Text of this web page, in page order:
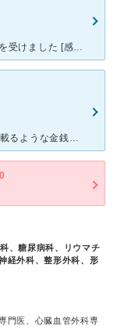
[症状・来院理由] 他院からの紹介で放射線治療を受けました [感想・費用・待ち時間・看護師などスタッフの対応] 脳血管の異常が見つかり、放射線治療を受けることになりました。 他にもガンマナイフ
腎臓、透析で有名な病院です。数年前に新聞に載るような金銭的なトラブルがあり、患者が減りましたが、最近行ったら、また戻ってきてるようなかんじがしました。親のPET検査で行きましたが、施設は中程度の大きさ
、糖尿病科、リウマチ
経外科、整形外科、形
門医、心臓血管外科専